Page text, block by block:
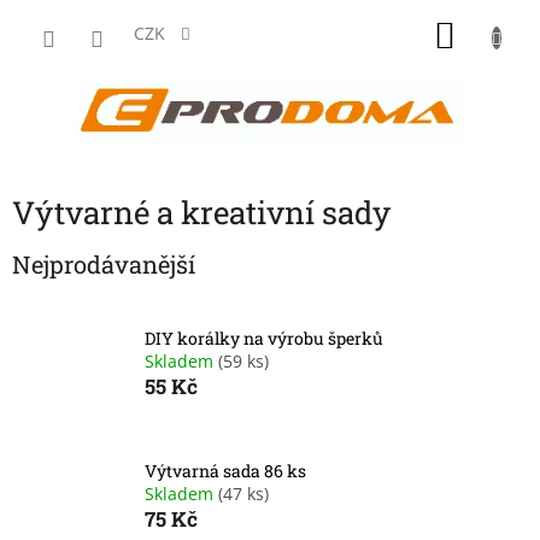
CZK
Výtvarné a kreativní sady
Nejprodávanější
DIY korálky na výrobu šperků
Skladem (59 ks)
55 Kč
Výtvarná sada 86 ks
Skladem (47 ks)
75 Kč